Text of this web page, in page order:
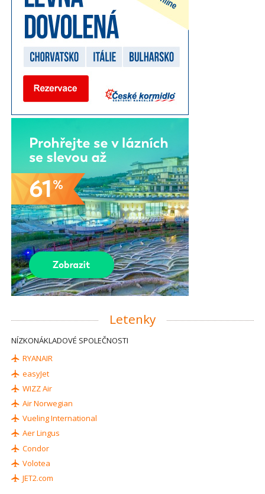
Letenky
NÍZKONÁKLADOVÉ SPOLEČNOSTI
RYANAIR
easyJet
WIZZ Air
Air Norwegian
Vueling International
Aer Lingus
Condor
Volotea
JET2.com